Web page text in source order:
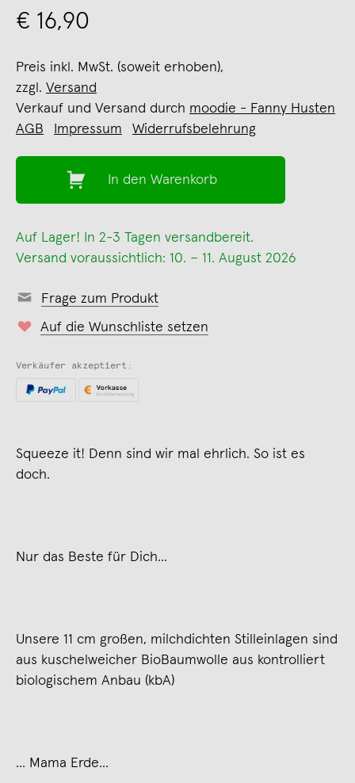
€ 16,90
Preis inkl. MwSt. (soweit erhoben),
zzgl. Versand
Verkauf und Versand durch moodie - Fanny Husten
AGB
Impressum Widerrufsbelehrung
In den Warenkorb
Auf Lager! In 2-3 Tagen versandbereit.
Versand voraussichtlich: 10. – 11. August 2026
Frage zum Produkt
Auf die Wunschliste setzen
Verkäufer akzeptiert:
Squeeze it! Denn sind wir mal ehrlich. So ist es
doch.
Nur das Beste für Dich...
Unsere 11 cm großen, milchdichten Stilleinlagen sind
aus kuschelweicher BioBaumwolle aus kontrolliert
biologischem Anbau (kbA)
... Mama Erde...